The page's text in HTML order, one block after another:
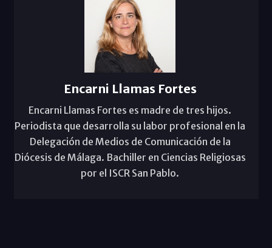
Encarni Llamas Fortes
Encarni Llamas Fortes es madre de tres hijos.
Periodista que desarrolla su labor profesional en la
Delegación de Medios de Comunicación de la
Diócesis de Málaga. Bachiller en Ciencias Religiosas
por el ISCR San Pablo.